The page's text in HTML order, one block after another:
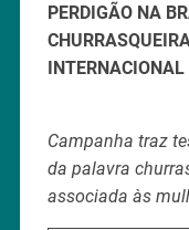
PERDIGÃO NA
Campanha traz
da palavra
associada às